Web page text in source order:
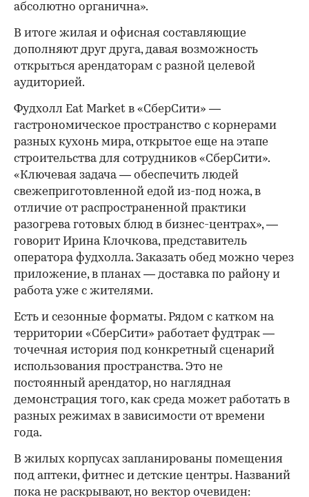
абсолютно органична».
В итоге жилая и офисная составляющие
дополняют друг друга, давая возможность
открыться арендаторам с разной целевой
аудиторией.
Фудхолл Eat Market в «СберСити» —
гастрономическое пространство с корнерами
разных кухонь мира, открытое еще на этапе
строительства для сотрудников «СберСити».
«Ключевая задача — обеспечить людей
свежеприготовленной едой из-под ножа, в
отличие от распространенной практики
разогрева готовых блюд в бизнес-центрах», —
говорит Ирина Клочкова, представитель
оператора фудхолла. Заказать обед можно через
приложение, в планах — доставка по району и
работа уже с жителями.
Есть и сезонные форматы. Рядом с катком на
территории «СберСити» работает фудтрак —
точечная история под конкретный сценарий
использования пространства. Это не
постоянный арендатор, но наглядная
демонстрация того, как среда может работать в
разных режимах в зависимости от времени
года.
В жилых корпусах запланированы помещения
под аптеки, фитнес и детские центры. Названий
пока не раскрывают, но вектор очевиден: